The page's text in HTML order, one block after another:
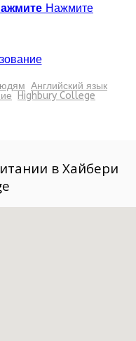
Нажмите
Английский язык
Highbury College
в Хайбери